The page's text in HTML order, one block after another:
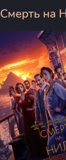
Смерть на